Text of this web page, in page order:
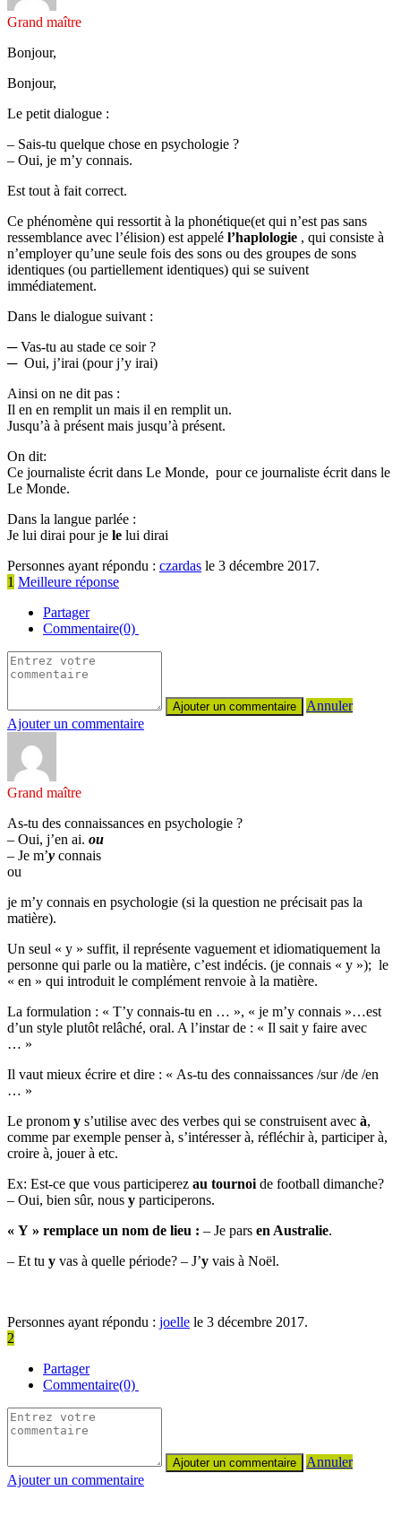
Grand maître
Bonjour,
Bonjour,
Le petit dialogue :
– Sais-tu quelque chose en psychologie ?
– Oui, je m’y connais.
Est tout à fait correct.
Ce phénomène qui ressortit à la phonétique(et qui n’est pas sans
ressemblance avec l’élision) est appelé l’haplologie , qui consiste à
n’employer qu’une seule fois des sons ou des groupes de sons
identiques (ou partiellement identiques) qui se suivent
immédiatement.
Dans le dialogue suivant :
─ Vas-tu au stade ce soir ?
─ Oui, j’irai (pour j’y irai)
Ainsi on ne dit pas :
Il en en remplit un mais il en remplit un.
Jusqu’à à présent mais jusqu’à présent.
On dit:
Ce journaliste écrit dans Le Monde, pour ce journaliste écrit dans le
Le Monde.
Dans la langue parlée :
Je lui dirai pour je le lui dirai
Personnes ayant répondu : czardas le 3 décembre 2017.
1 Meilleure réponse
Partager
Commentaire(0)
Annuler
Ajouter un commentaire
Grand maître
As-tu des connaissances en psychologie ?
– Oui, j’en ai. ou
– Je m’y connais
ou
je m’y connais en psychologie (si la question ne précisait pas la
matière).
Un seul « y » suffit, il représente vaguement et idiomatiquement la
personne qui parle ou la matière, c’est indécis. (je connais « y »); le
« en » qui introduit le complément renvoie à la matière.
La formulation : « T’y connais-tu en … », « je m’y connais »…est
d’un style plutôt relâché, oral. A l’instar de : « Il sait y faire avec
… »
Il vaut mieux écrire et dire : « As-tu des connaissances /sur /de /en
… »
Le pronom y s’utilise avec des verbes qui se construisent avec à,
comme par exemple penser à, s’intéresser à, réfléchir à, participer à,
croire à, jouer à etc.
Ex: Est-ce que vous participerez au tournoi de football dimanche?
– Oui, bien sûr, nous y participerons.
« Y » remplace un nom de lieu : – Je pars en Australie.
– Et tu y vas à quelle période? – J’y vais à Noël.
Personnes ayant répondu : joelle le 3 décembre 2017.
2
Partager
Commentaire(0)
Annuler
Ajouter un commentaire